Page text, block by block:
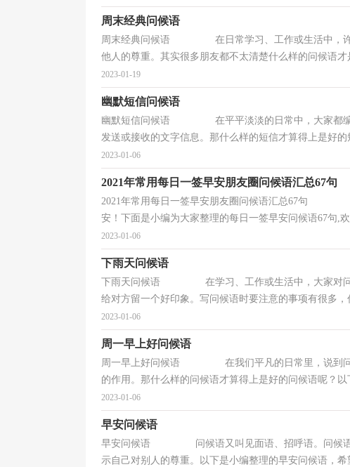
周末经典问候语
周末经典问候语 在日常学习、工作或生活中，许多
他人的尊重。其实很多朋友都不太清楚什么样的问候语才
2023-01-19
幽默短信问候语
幽默短信问候语 在平平淡淡的日常中，大家都编辑
发送或接收的文字信息。那什么样的短信才算得上是好的
2023-01-06
2021年常用每日一签早安朋友圈问候语汇总67句
2021年常用每日一签早安朋友圈问候语汇总67句
安！下面是小编为大家整理的每日一签早安问候语67句,
2023-01-06
下雨天问候语
下雨天问候语 在学习、工作或生活中，大家对问候
给对方留一个好印象。写问候语时要注意的事项有很多，
2023-01-06
周一早上好问候语
周一早上好问候语 在我们平凡的日常里，说到问候
的作用。那什么样的问候语才算得上是好的问候语呢？
2023-01-06
早安问候语
早安问候语 问候语又叫见面语、招呼语。问候语短
示自己对别人的尊重。以下是小编整理的早安问候语，希